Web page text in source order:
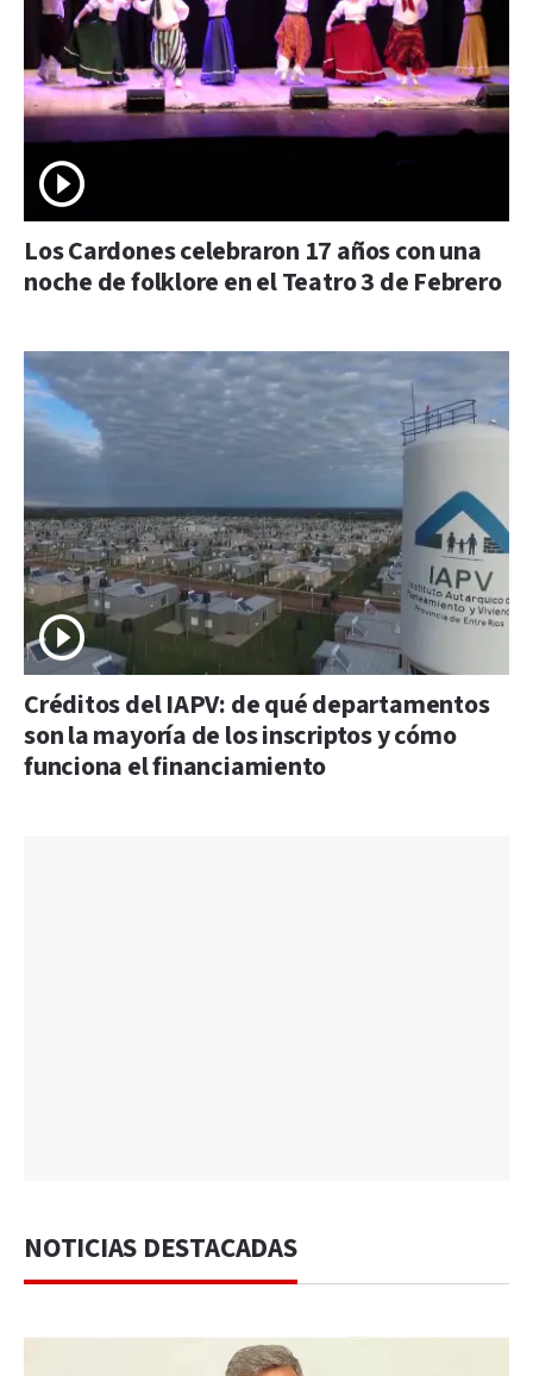
Los Cardones celebraron 17 años con una
noche de folklore en el Teatro 3 de Febrero
Créditos del IAPV: de qué departamentos
son la mayoría de los inscriptos y cómo
funciona el financiamiento
NOTICIAS DESTACADAS